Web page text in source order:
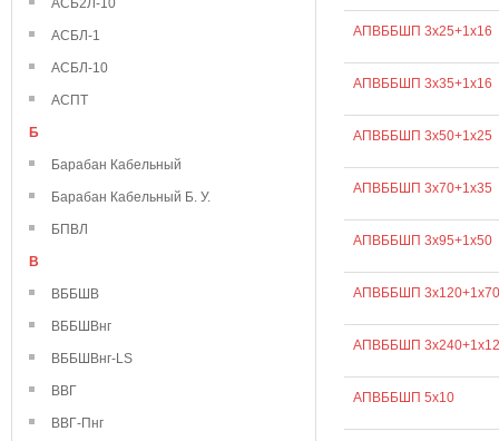
АСБ2Л-10
АСБЛ-1
АСБЛ-10
АСПТ
Б
Барабан Кабельный
Барабан Кабельный Б. У.
БПВЛ
В
ВББШВ
ВББШВнг
ВББШВнг-LS
ВВГ
ВВГ-Пнг
АПВББШП 3х25+1х16
АПВББШП 3х35+1х16
АПВББШП 3х50+1х25
АПВББШП 3х70+1х35
АПВББШП 3х95+1х50
АПВББШП 3х120+1х70
АПВББШП
АПВББШП 5х10